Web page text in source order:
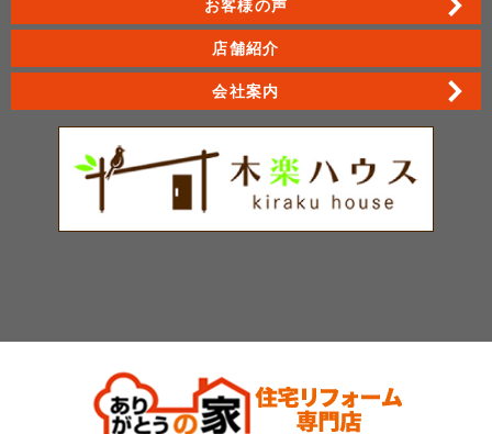
お客様の声
店舗紹介
会社案内